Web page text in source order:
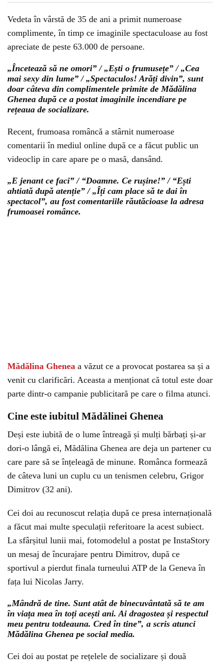
Vedeta în vârstă de 35 de ani a primit numeroase
complimente, în timp ce imaginile spectaculoase au fost
apreciate de peste 63.000 de persoane.
„Încetează să ne omori” / „Ești o frumusețe” / „Cea
mai sexy din lume” / „Spectaculos! Arăți divin”, sunt
doar câteva din complimentele primite de Mădălina
Ghenea după ce a postat imaginile incendiare pe
rețeaua de socializare.
Recent, frumoasa româncă a stârnit numeroase
comentarii în mediul online după ce a făcut public un
videoclip in care apare pe o masă, dansând.
„E jenant ce faci” / “Doamne. Ce rușine!” / “Ești
ahtiată după atenție” / „Îți cam place să te dai în
spectacol”, au fost comentariile răutăcioase la adresa
frumoasei românce.
Mădălina Ghenea a văzut ce a provocat postarea sa și a
venit cu clarificări. Aceasta a menționat că totul este doar
parte dintr-o campanie publicitară pe care o filma atunci.
Cine este iubitul Mădălinei Ghenea
Deși este iubită de o lume întreagă și mulți bărbați și-ar
dori-o lângă ei, Mădălina Ghenea are deja un partener cu
care pare să se înțeleagă de minune. Românca formează
de câteva luni un cuplu cu un tenismen celebru, Grigor
Dimitrov (32 ani).
Cei doi au recunoscut relația după ce presa internațională
a făcut mai multe speculații referitoare la acest subiect.
La sfârșitul lunii mai, fotomodelul a postat pe InstaStory
un mesaj de încurajare pentru Dimitrov, după ce
sportivul a pierdut finala turneului ATP de la Geneva în
fața lui Nicolas Jarry.
„Mândră de tine. Sunt atât de binecuvântată să te am
în viața mea în toți acești ani. Ai dragostea și respectul
meu pentru totdeauna. Cred în tine”, a scris atunci
Mădălina Ghenea pe social media.
Cei doi au postat pe rețelele de socializare și două